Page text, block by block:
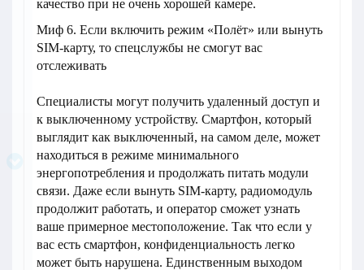
качество при не очень хорошей камере.
Миф 6. Если включить режим «Полёт» или вынуть
SIM-карту, то спецслужбы не смогут вас
отслеживать
Специалисты могут получить удаленный доступ и
к выключенному устройству. Смартфон, который
выглядит как выключенный, на самом деле, может
находиться в режиме минимального
энергопотребления и продолжать питать модули
связи. Даже если вынуть SIM-карту, радиомодуль
продолжит работать, и оператор сможет узнать
ваше примерное местоположение. Так что если у
вас есть смартфон, конфиденциальность легко
может быть нарушена. Единственным выходом